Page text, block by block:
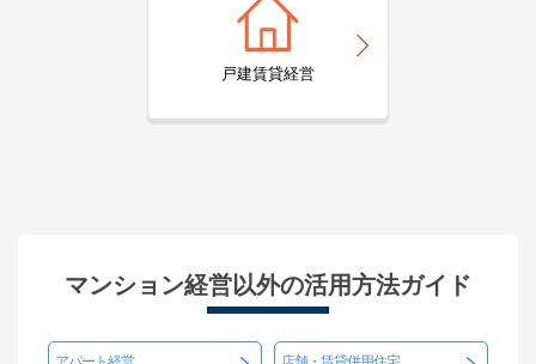
戸建賃貸経営
マンション経営以外の活用方法ガイド